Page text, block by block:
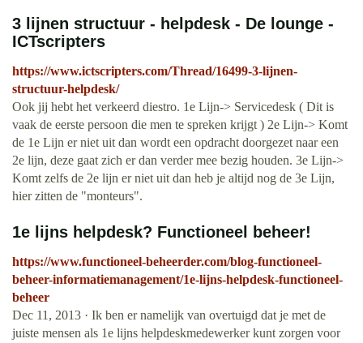
3 lijnen structuur - helpdesk - De lounge -
ICTscripters
https://www.ictscripters.com/Thread/16499-3-lijnen-
structuur-helpdesk/
Ook jij hebt het verkeerd diestro. 1e Lijn-> Servicedesk ( Dit is
vaak de eerste persoon die men te spreken krijgt ) 2e Lijn-> Komt
de 1e Lijn er niet uit dan wordt een opdracht doorgezet naar een
2e lijn, deze gaat zich er dan verder mee bezig houden. 3e Lijn->
Komt zelfs de 2e lijn er niet uit dan heb je altijd nog de 3e Lijn,
hier zitten de "monteurs".
1e lijns helpdesk? Functioneel beheer!
https://www.functioneel-beheerder.com/blog-functioneel-
beheer-informatiemanagement/1e-lijns-helpdesk-functioneel-
beheer
Dec 11, 2013 · Ik ben er namelijk van overtuigd dat je met de
juiste mensen als 1e lijns helpdeskmedewerker kunt zorgen voor